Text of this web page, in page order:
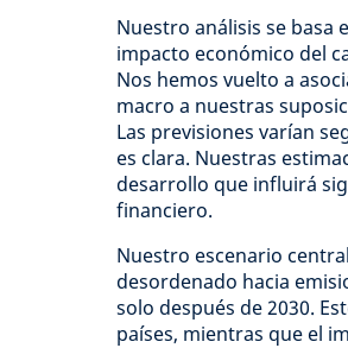
Nuestro análisis se basa
impacto económico del
Nos hemos vuelto a
macro a nuestras
Las previsiones varían
es clara. Nuestras
desarrollo que influirá
financiero.
Nuestro escenario
desordenado hacia
solo después de 2030.
países, mientras que el